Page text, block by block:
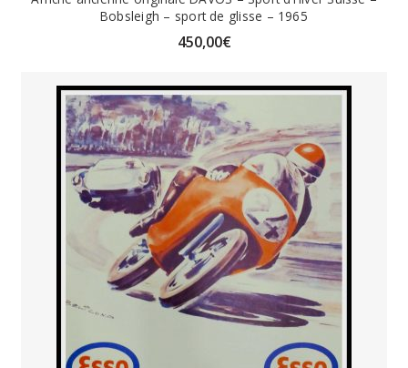
Bobsleigh – sport de glisse – 1965
450,00€